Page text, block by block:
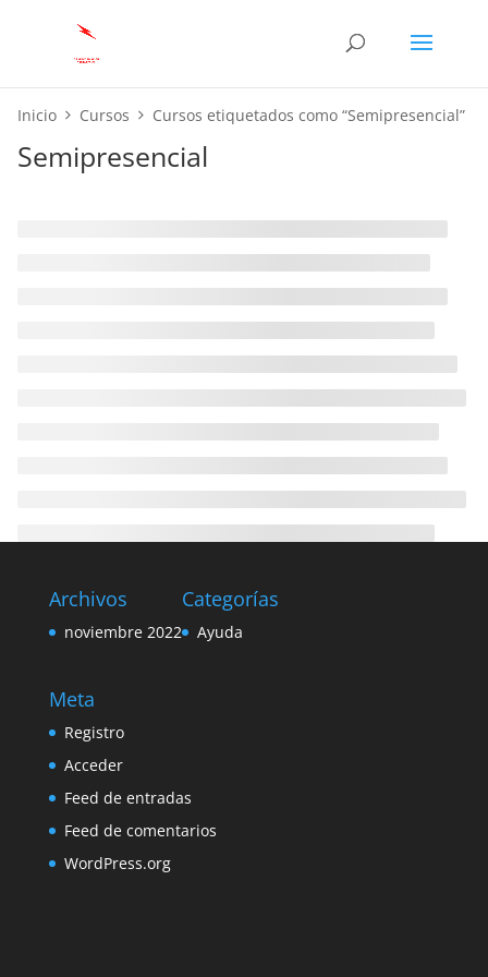
Inicio Cursos Cursos etiquetados como “Semipresencial”
Semipresencial
Archivos
noviembre 2022
Categorías
Ayuda
Meta
Registro
Acceder
Feed de entradas
Feed de comentarios
WordPress.org